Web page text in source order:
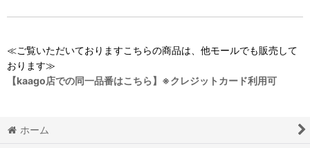
≪ご覧いただいておりますこちらの商品は、他モールでも販売して
おります≫
【kaago店での同一品番はこちら】※クレジットカード利用可
ホーム